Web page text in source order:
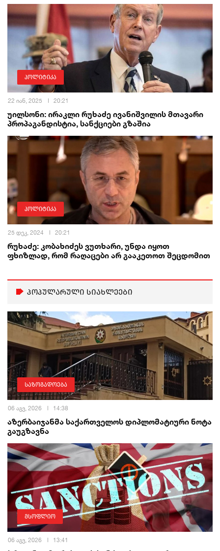
პოლიტიკა
22 იან, 2025 20:21
უილსონი: ირაკლი რუხაძე ივანიშვილის მთავარი
პროპაგანდისტია, სანქციები გზაშია
პოლიტიკა
25 დეკ, 2024 20:21
რუხაძე: კობახიძეს ვუთხარი, უნდა იყოთ
ფხიზლად, რომ რაღაცები არ გააკეთოთ შეცდომით
პოპულარული სიახლეები
საზოგადოება
06 აგვ, 2026 14:38
აზერბაიჯანმა საქართველოს დიპლომატიური ნოტა
გაუგზავნა
მსოფლიო
06 აგვ, 2026 13:41